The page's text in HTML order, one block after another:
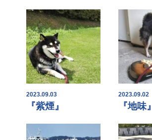
2023.09.03
『紫煙』
2023.09.02
『地味』